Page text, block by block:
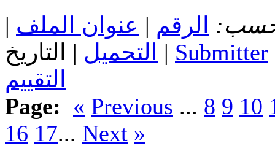
حسب: الرقم | عنوان الملف |
التحميل | التاريخ | Submitter
التقييم
Page: « Previous ... 8 9 10
16 17... Next »